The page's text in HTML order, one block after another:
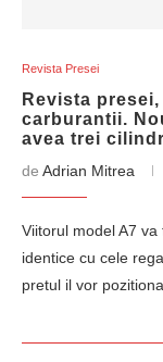
Revista Presei
Revista
carburantii.
avea trei
de Adrian Mitrea
Viitorul model A7
identice cu cele
pretul il vor